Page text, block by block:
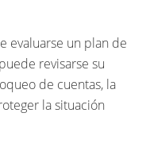
evaluarse un plan de
revisarse su
de cuentas, la
la situación